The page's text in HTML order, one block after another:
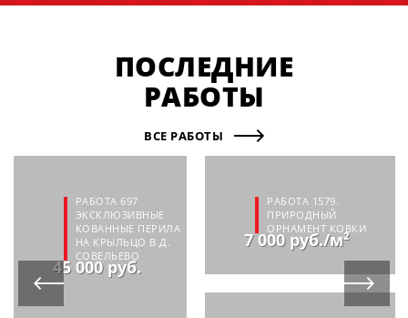
ПОСЛЕДНИЕ
РАБОТЫ
ВСЕ РАБОТЫ
РАБОТА 697
ЭКСКЛЮЗИВНЫЕ
КОВАННЫЕ ПЕРИЛА
НА КРЫЛЬЦО В Д.
СОВЕЛЬЕВО
45 000 руб.
РАБОТА 1579.
ПРИРОДНЫЙ
ОРНАМЕНТ КОВКИ
7 000 руб./м²